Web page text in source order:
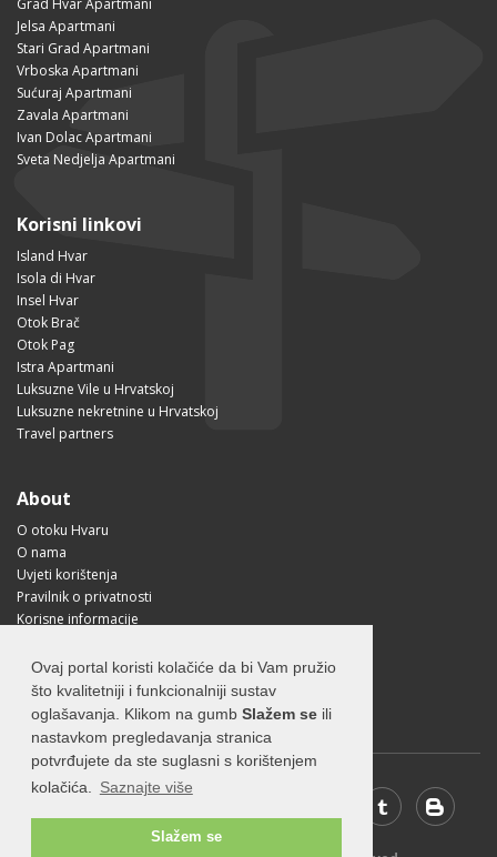
Ovaj portal koristi kolačiće da bi Vam pružio
što kvalitetniji i funkcionalniji sustav
oglašavanja. Klikom na gumb Slažem se ili
nastavkom pregledavanja stranica
potvrđujete da ste suglasni s korištenjem
kolačića.
Saznajte više
Slažem se
Grad Hvar Apartmani
Jelsa Apartmani
Stari Grad Apartmani
Vrboska Apartmani
Sućuraj Apartmani
Zavala Apartmani
Ivan Dolac Apartmani
Sveta Nedjelja Apartmani
Korisni linkovi
Island Hvar
Isola di Hvar
Insel Hvar
Otok Brač
Otok Pag
Istra Apartmani
Luksuzne Vile u Hrvatskoj
Luksuzne nekretnine u Hrvatskoj
Travel partners
About
O otoku Hvaru
O nama
Uvjeti korištenja
Pravilnik o privatnosti
Korisne informacije
Free Mobile App
Visit Croatia